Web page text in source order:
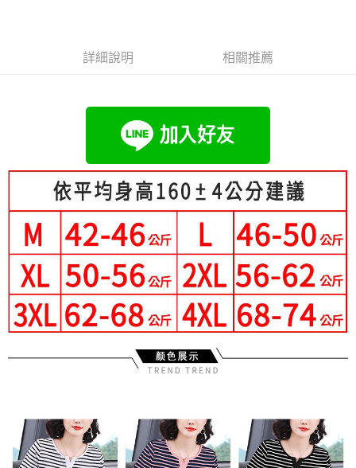
2.付款方式選擇「大哥付你分期」，訂單成立後會自動跳轉到大哥付的交易
4.訂單成立30分鐘內，如未前往確認交易或遇審核未通過，訂單將自動取
消。如遇「轉專審核」未通過狀況，表示未達大哥付你分期系統評分，恕無
1.分期款項不併入電信帳單，「大哥付你分期」於每月結算日後寄送繳費提
醒簡訊。
2.透過簡訊連結打開帳單後，可選擇「超商條碼／台灣大直營門市／銀行轉
帳／街口支付／iPASS MONEY」等通路繳費。
【注意事項】
1.本服務係由「台灣大哥大股份有限公司」（以下簡稱本公司）所提供，讓
用戶於交易時，得透過本服務購買商品或服務，並由商店將買賣／分期付款
買賣價金債權讓與本公司後，依約使用本公司帳單繳交帳款。
2.基於同意付款使用「大哥付你分期」之契約關係目的，商店將以您的個人
資料（包含姓名、電話或地址）提供予台灣大哥大進項蒐集、處理及利用，
由本公司與您本人進行分期帳單所需資料之確認、核對及更正。
１．簡單：不需註冊會員、不需綁卡、不需儲值。
２．便利：只要手機號碼，簡訊認證，即可結帳。
３．安心：先確認商品／服務後，再付款。
【「AFTEE先享後付」結帳流程】
１．於結帳方式選擇「AFTEE先享後付」後，將跳轉至「AFTEE先享後付」
結帳頁面，進行簡訊認證並確認金額後，即可完成結帳。
３．收到繳費通知簡訊後14天內，點擊此簡訊中的連結，可透過四大超商／
ATM／網路銀行／等多元方式進行付款，方視為交易完成。
※ 請注意：結帳手續完成當下不需立刻繳費，但若您需要取消訂單，請聯絡
購買商品的店家。未經商家同意取消之訂單仍視為有效，需透過AFTEE先享
後付繳納相關費用。
※ 交易是否成功請以「AFTEE先享後付 」之結帳頁面顯示為準，若有關於
是否繳費成功／繳費後需取消欲退款等相關疑問，請聯繫「AFTEE先享後付
客戶支援中心」https://netprotections.freshdesk.com/support/home
【注意事項】
１．透過由恩沛科技股份有限公司提供之「AFTEE先享後付」服務完成之交
２．關於個人資料處理事宜，請瀏覽以下網址：
https://aftee.tw/terms/#terms3
３．未成年的使用者請事先徵得法定代理人或監護人之同意方可使用
「AFTEE先享後付」，若未經同意申辦者引起之損失，本公司不負相關責
「Hami Point」為中華電信所提供之點數服務，可於會員專區綁定中華電信
會員帳號後，即可在購物車使用 Hami Point 折抵消費金額 (1點等於1元)。
運送方式
全家付款取貨
每筆NT$80，滿NT$699(含以上)免運費
付款後全家取貨
每筆NT$80，滿NT$699(含以上)免運費
付款後萊爾富取貨
每筆NT$80，滿NT$699(含以上)免運費
每筆NT$80，滿NT$699(含以上)免運費
每筆NT$80，滿NT$699(含以上)免運費
宅配
詳細說明 相關推薦